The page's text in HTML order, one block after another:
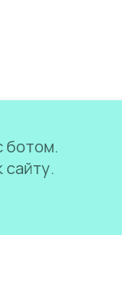
ботом.
сайту.